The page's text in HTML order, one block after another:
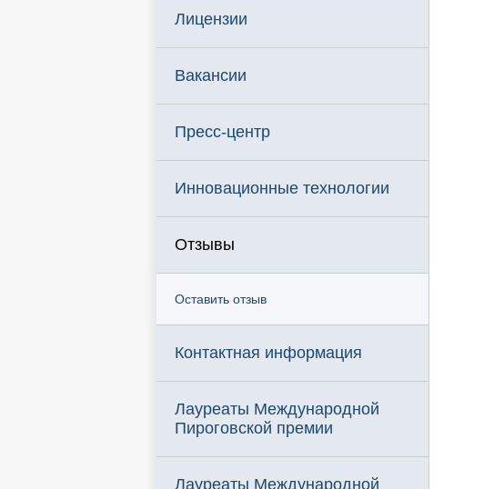
Лицензии
Вакансии
Пресс-центр
Инновационные технологии
Отзывы
Оставить отзыв
Контактная информация
Лауреаты Международной
Пироговской премии
Лауреаты Международной